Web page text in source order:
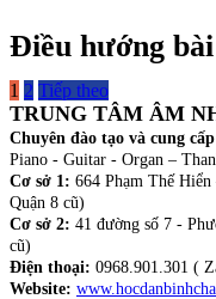
Điều hướng
1 2 Tiếp theo
TRUNG TÂM ÂM
Chuyên đào tạo và cung
Piano - Guitar - Organ –
Cơ sở 1: 664 Phạm Thế
Quận 8 cũ)
Cơ sở 2: 41 đường số 7 -
cũ)
Điện thoại: 0968.901.301 (
Website: